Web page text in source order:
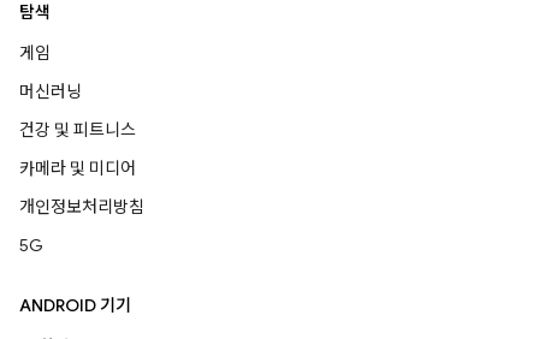
탐색
게임
머신러닝
건강 및 피트니스
카메라 및 미디어
개인정보처리방침
5G
ANDROID 기기